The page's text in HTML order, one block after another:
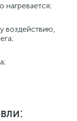
нагревается;
воздействию,